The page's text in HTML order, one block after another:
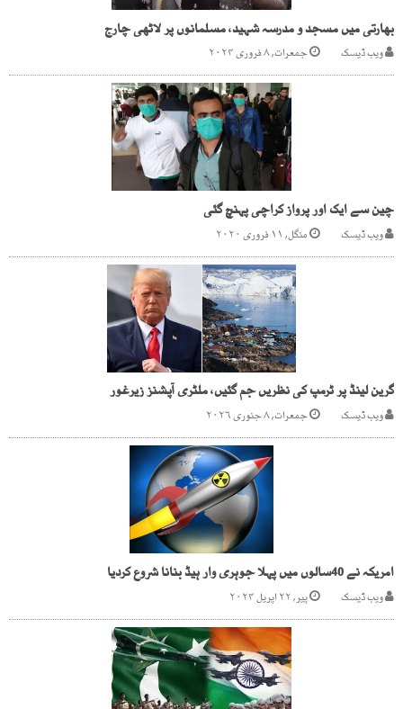
بھارتی میں مسجد و مدرسہ شہید، مسلمانوں پر لاٹھی چارج
ویب ڈیسک جمعرات, ۸ فروری ۲۰۲۴
چین سے ایک اور پرواز کراچی پہنچ گئی
ویب ڈیسک منگل, ۱۱ فروری ۲۰۲۰
گرین لینڈ پر ٹرمپ کی نظریں جم گئیں، ملٹری آپشنز زیرغور
ویب ڈیسک جمعرات, ۸ جنوری ۲۰۲۶
امریکہ نے 40سالوں میں پہلا جوہری وار ہیڈ بنانا شروع کردیا
ویب ڈیسک پیر, ۲۲ اپریل ۲۰۲۴